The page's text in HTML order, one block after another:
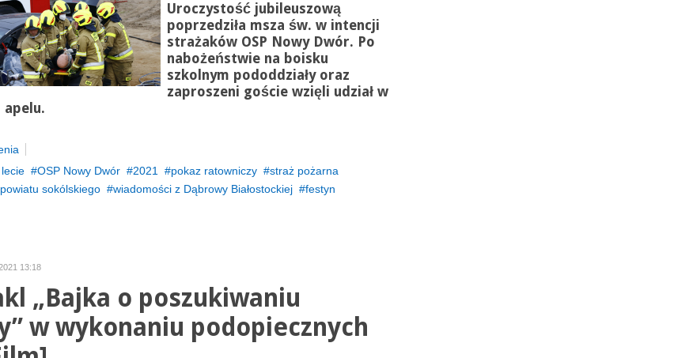
Uroczystość jubileuszową
poprzedziła msza św. w intencji
strażaków OSP Nowy Dwór. Po
nabożeństwie na boisku
szkolnym pododdziały oraz
zaproszeni goście wzięli udział w
apelu.
OSP Nowy Dwór 2021 pokaz ratowniczy
straż pożarna
sokólskiego
wiadomości z Dąbrowy Białostockiej
festyn
13:18
„Bajka o poszukiwaniu
w wykonaniu podopiecznych